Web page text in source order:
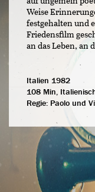
Weise
festgehalten und
Friedensfilm
an das Leben, an
Italien 1982
108 Min,
Regie: Paolo und